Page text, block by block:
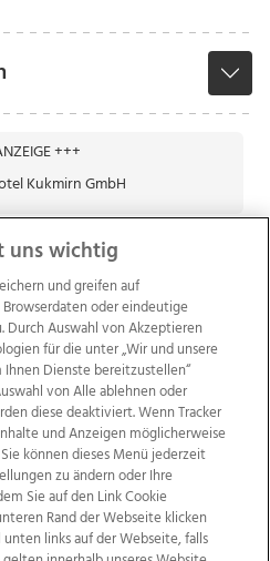
+++
Kontakt
Jobs
AGB Anzeigekunden
uns wichtig
und greifen auf
oder eindeutige
Durch Auswahl von Akzeptieren
für die unter „Wir und unsere
Dienste bereitzustellen“
von Alle ablehnen oder
diese deaktiviert. Wenn Tracker
und Anzeigen möglicherweise
können dieses Menü jederzeit
zu ändern oder Ihre
Sie auf den Link Cookie
Rand der Webseite klicken
links auf der Webseite, falls